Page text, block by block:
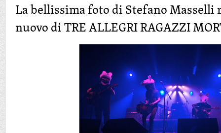
La bellissima foto di Stefano Masselli
nuovo di TRE ALLEGRI RAGAZZI